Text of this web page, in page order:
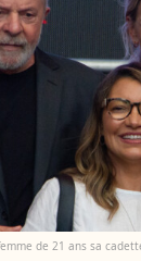
de 21 ans sa